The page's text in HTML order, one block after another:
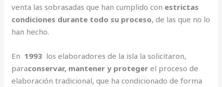
venta las sobrasadas que han cumplido con estrictas
condiciones durante todo su proceso, de las que no lo
han hecho.
En 1993 los elaboradores de la isla la solicitaron,
paraconservar, mantener y proteger el proceso de
elaboración tradicional, que ha condicionado de forma